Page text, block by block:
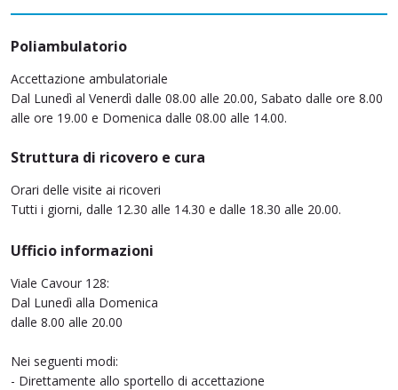
Poliambulatorio
Accettazione ambulatoriale
Dal Lunedì al Venerdì dalle 08.00 alle 20.00, Sabato dalle ore 8.00
alle ore 19.00 e Domenica dalle 08.00 alle 14.00.
Struttura di ricovero e cura
Orari delle visite ai ricoveri
Tutti i giorni, dalle 12.30 alle 14.30 e dalle 18.30 alle 20.00.
Ufficio informazioni
Viale Cavour 128:
Dal Lunedì alla Domenica
dalle 8.00 alle 20.00
Nei seguenti modi:
- Direttamente allo sportello di accettazione